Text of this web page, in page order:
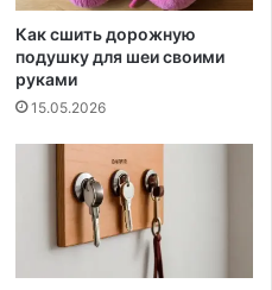
Как сшить дорожную
подушку для шеи своими
руками
15.05.2026